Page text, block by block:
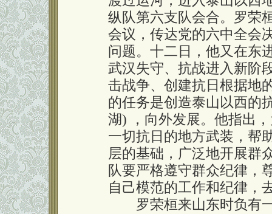
纵队第六支队会合。罗荣
会议，传达党的六中全会
问题。十二日，他又在东
武汉失守、抗战进入新阶
击战争、创建抗日根据地
的任务是创造泰山以西的
湖) ，向外发展。他指出
一切抗日的地方武装，帮
层的基础，广泛地开展群
队要严格遵守群众纪律，
自己模范的工作和纪律，
罗荣桓来山东时负有一